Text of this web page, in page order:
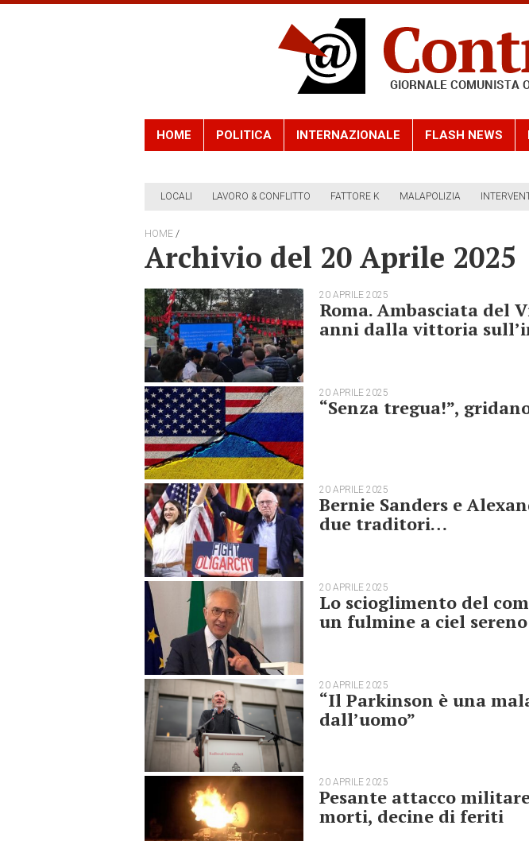
HOME POLITICA INTERNAZIONALE FLASH NEWS
LOCALI LAVORO & CONFLITTO FATTORE K MALAPOLIZIA
HOME /
Archivio del 20 Aprile 2025
20 APRILE 2025
Roma. Ambasciata del
anni dalla vittoria
20 APRILE 2025
“Senza tregua!”,
20 APRILE 2025
Bernie Sanders e
due traditori…
20 APRILE 2025
Lo scioglimento del
un fulmine a ciel sereno
20 APRILE 2025
“Il Parkinson è una
dall’uomo”
20 APRILE 2025
Pesante attacco
morti, decine di feriti